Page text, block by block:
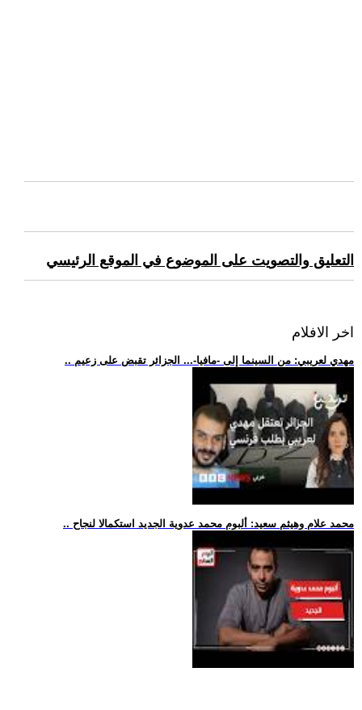
التعليق والتصويت على الموضوع في الموقع الرئيسي
اخر الافلام
.. مهدي لعريبي: من السينما إلى -مافيا-... الجزائر تقبض على زعيم
.. محمد علام وهيثم سعيد: ألبوم محمد عدوية الجديد استكمالا لنجاح